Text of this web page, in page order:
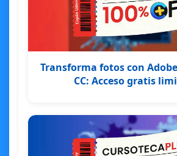
Transforma fotos con
CC: Acceso gratis